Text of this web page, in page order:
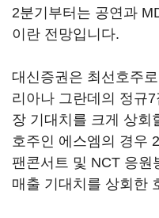
2분기부터는 공연과
이란 전망입니다.
대신증권은 최선호주
리아나 그란데의 정규
장 기대치를 크게 상회
호주인 에스엠의 경우
팬콘서트 및 NCT 응원
매출 기대치를 상회한